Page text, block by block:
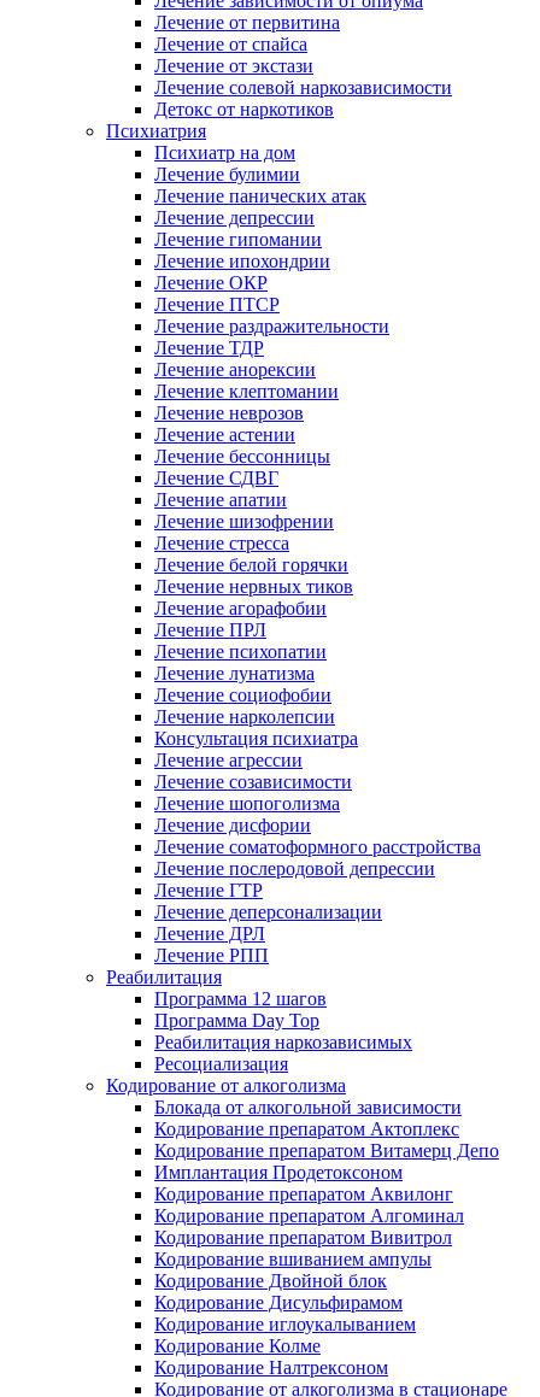
Лечение от первитина
Лечение от спайса
Лечение от экстази
Лечение солевой наркозависимости
Детокс от наркотиков
Психиатрия
Психиатр на дом
Лечение булимии
Лечение панических атак
Лечение депрессии
Лечение гипомании
Лечение ипохондрии
Лечение ОКР
Лечение ПТСР
Лечение раздражительности
Лечение ТДР
Лечение анорексии
Лечение клептомании
Лечение неврозов
Лечение астении
Лечение бессонницы
Лечение СДВГ
Лечение апатии
Лечение шизофрении
Лечение стресса
Лечение белой горячки
Лечение нервных тиков
Лечение агорафобии
Лечение ПРЛ
Лечение психопатии
Лечение лунатизма
Лечение социофобии
Лечение нарколепсии
Консультация психиатра
Лечение агрессии
Лечение созависимости
Лечение шопоголизма
Лечение дисфории
Лечение соматоформного расстройства
Лечение послеродовой депрессии
Лечение ГТР
Лечение деперсонализации
Лечение ДРЛ
Лечение РПП
Реабилитация
Программа 12 шагов
Программа Day Top
Реабилитация наркозависимых
Ресоциализация
Кодирование от алкоголизма
Блокада от алкогольной зависимости
Кодирование препаратом Актоплекс
Кодирование препаратом Витамерц Депо
Имплантация Продетоксоном
Кодирование препаратом Аквилонг
Кодирование препаратом Алгоминал
Кодирование препаратом Вивитрол
Кодирование вшиванием ампулы
Кодирование Двойной блок
Кодирование Дисульфирамом
Кодирование иглоукалыванием
Кодирование Колме
Кодирование Налтрексоном
Кодирование от алкоголизма в стационаре